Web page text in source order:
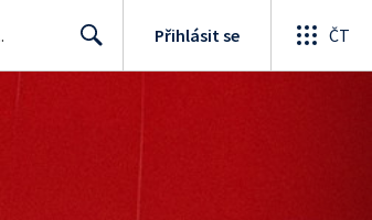
Přihlásit se ČT